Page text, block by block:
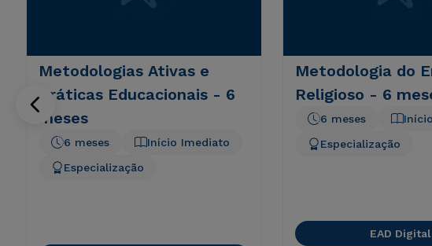
Metodologias Ativas e
Práticas Educacionais - 6
meses
Início Imediato
6 meses
Especialização
Metodologia do
Religioso - 6
6 meses
Especialização
EAD Digital